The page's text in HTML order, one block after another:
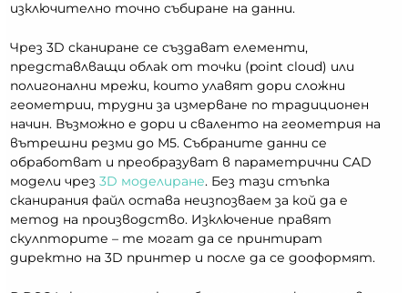
изключително точно събиране на данни.
Чрез 3D сканиране се създават елементи,
представлващи облак от точки (point cloud) или
полигонални мрежи, които улавят дори сложни
геометрии, трудни за измерване по традиционен
начин. Възможно е дори и сваленто на геометрия на
вътрешни резми до М5. Събраните данни се
обработват и преобразуват в параметрични CAD
модели чрез3D моделиране. Без тази стъпка
сканирания файл остава неизпозваем за кой да е
метод на производство. Изключение правят
скулпторите – те могат да се принтират
директно на 3D принтер и после да се дооформят.